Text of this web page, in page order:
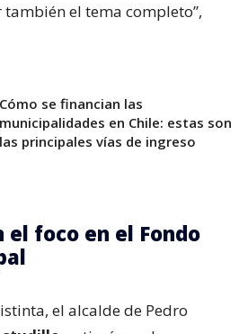
el tema completo”,
Cómo se financian las
municipalidades en Chile: estas son
las principales vías de ingreso
el foco en el Fondo
el alcalde de Pedro